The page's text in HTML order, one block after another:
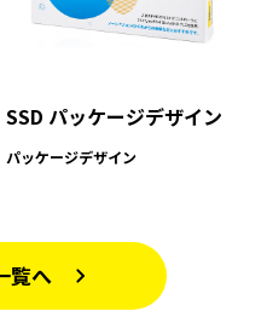
SSD パッケージデザイン
パッケージデザイン
覧へ